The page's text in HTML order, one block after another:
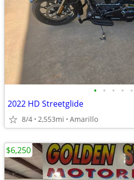
• • • • •
2022 HD Streetglide
8/4 2,553mi Amarillo
$6,250